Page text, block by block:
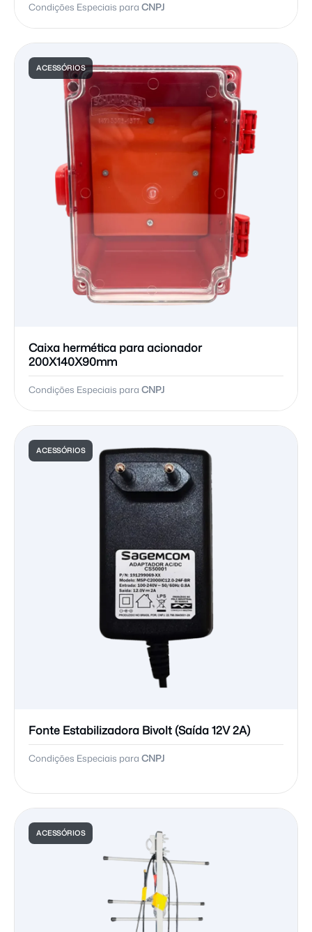
Condições Especiais para CNPJ
ACESSÓRIOS
Caixa hermética para acionador
200X140X90mm
Condições Especiais para CNPJ
ACESSÓRIOS
Fonte Estabilizadora Bivolt (Saída 12V 2A)
Condições Especiais para CNPJ
ACESSÓRIOS